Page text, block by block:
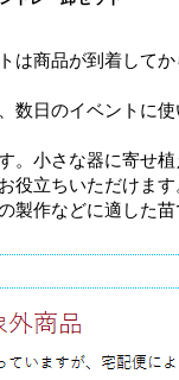
は商品が到着して
数日のイベントに
。小さな器に寄せ
役立ちいただけま
製作などに適した